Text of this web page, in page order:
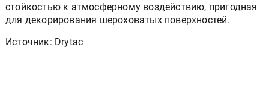
стойкостью к атмосферному воздействию, пригодная
для декорирования шероховатых поверхностей.
Источник: Drytac